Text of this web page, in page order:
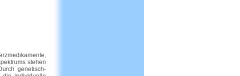
stehen
genetisch-